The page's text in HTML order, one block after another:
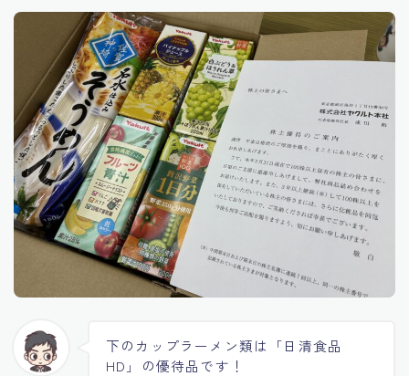
下のカップラーメン類は「日清食品
HD」の優待品です！